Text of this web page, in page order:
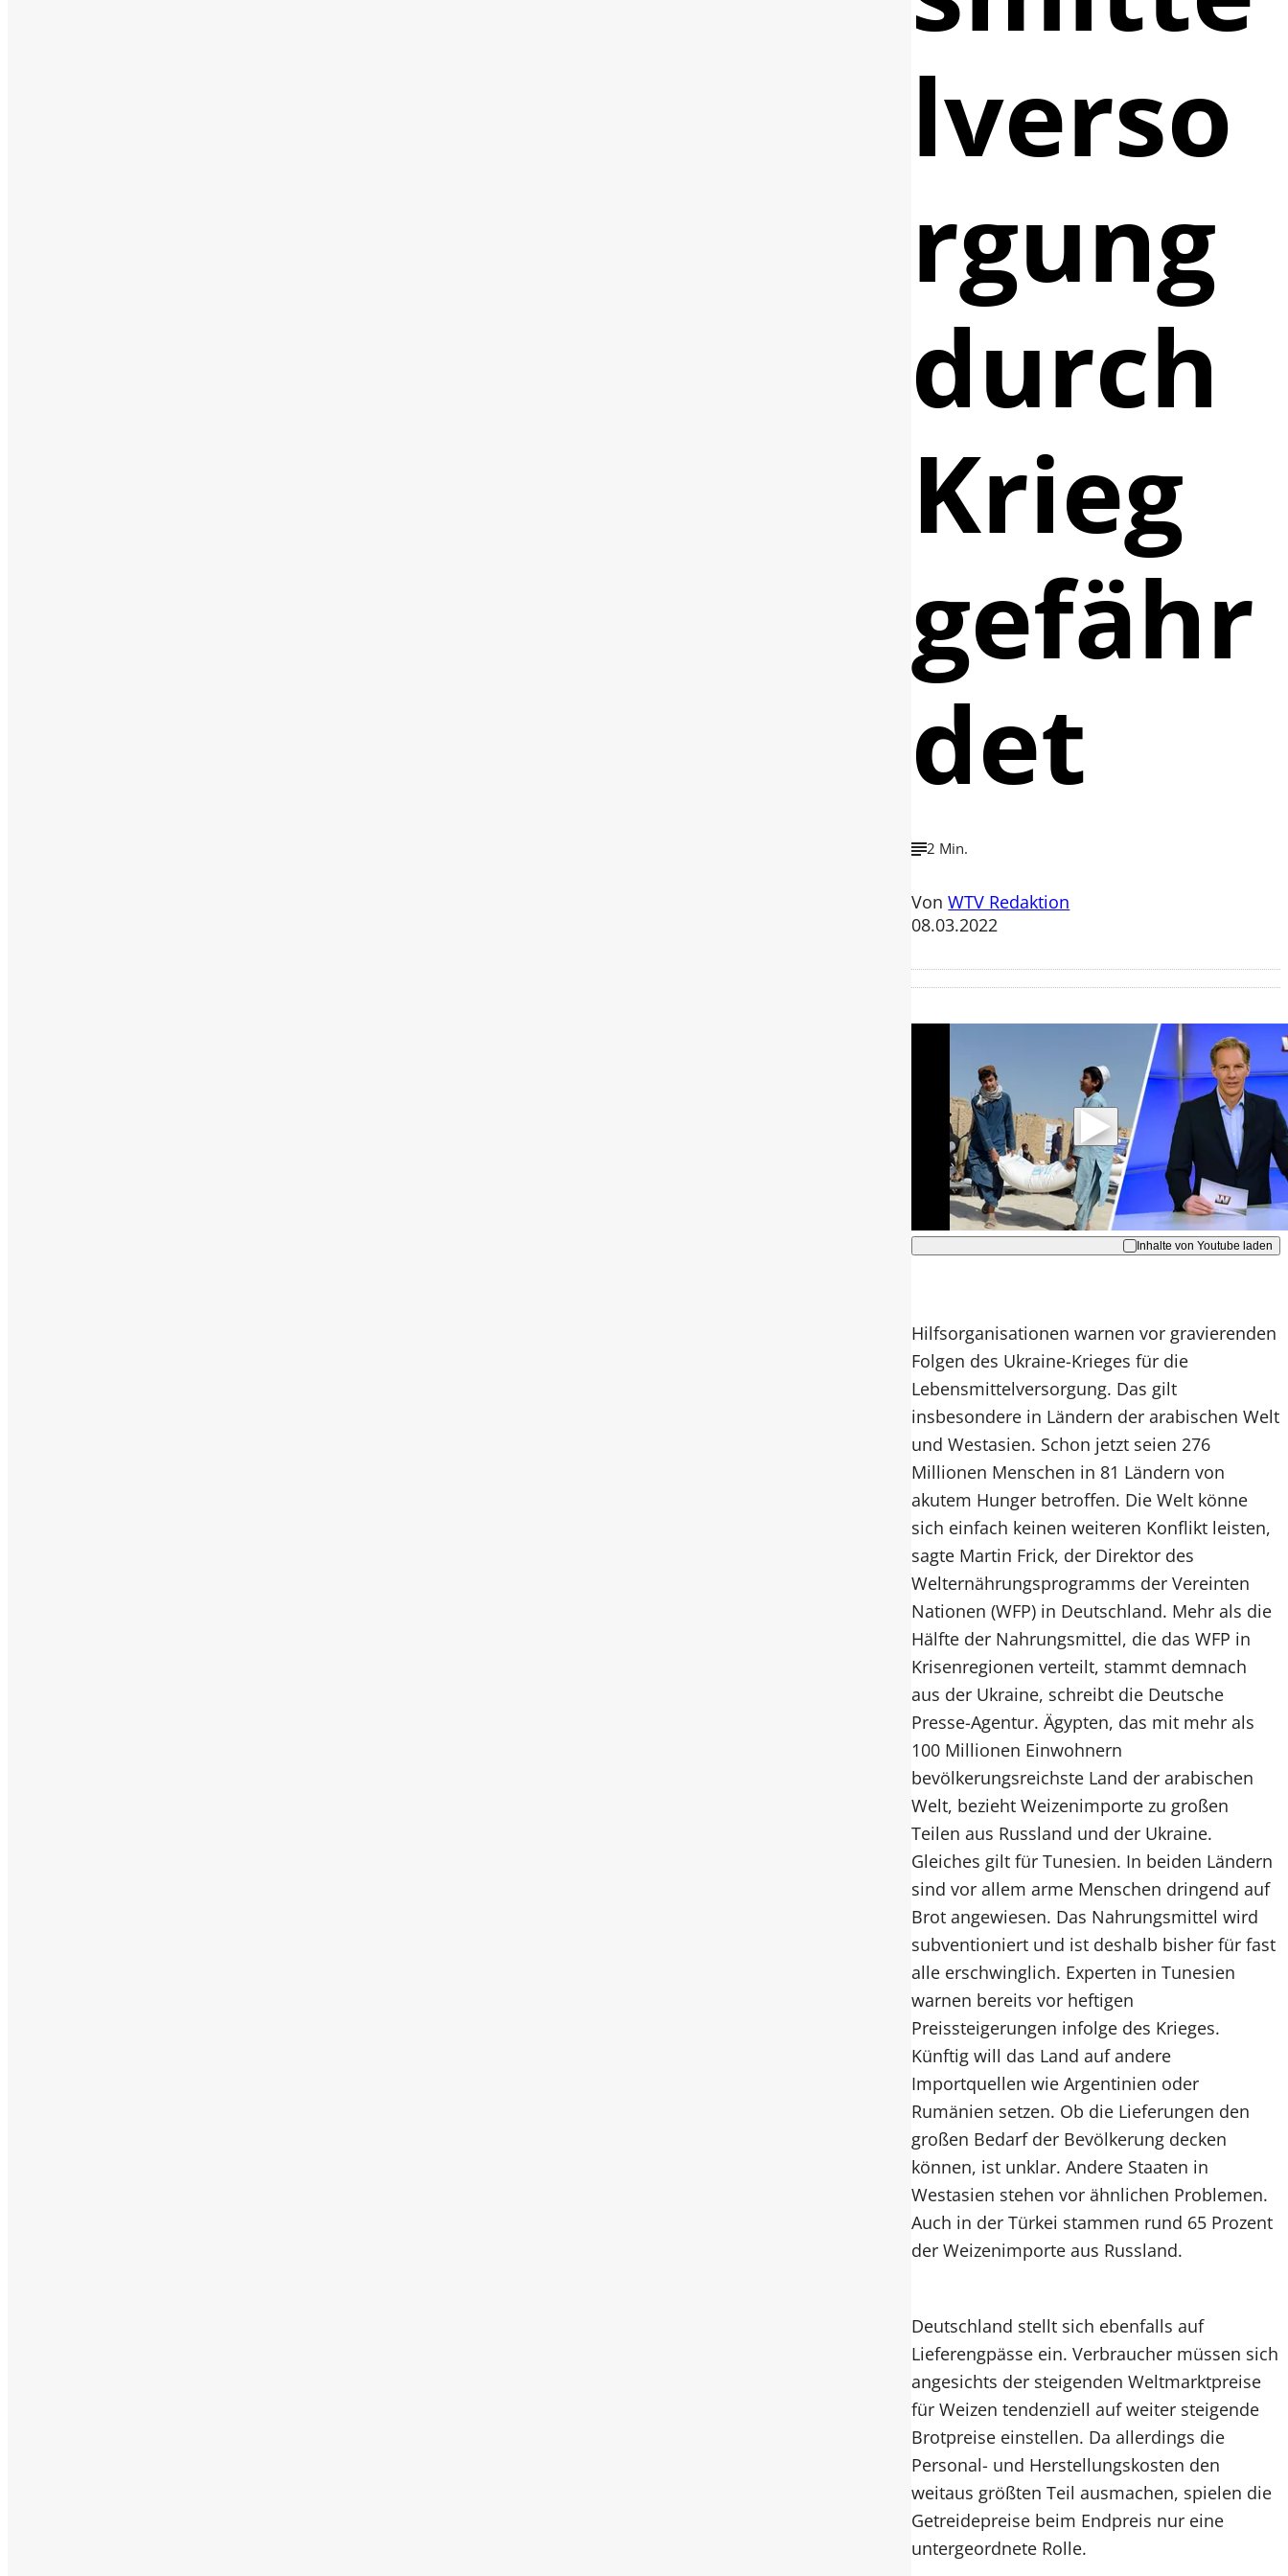
lverso
rgung
durch
Krieg
gefähr
det
2 Min.
VonWTV Redaktion
08.03.2022
Mit der Wiedergabe dieses Videos
werden Daten an Youtube übertragen.
Hinweise dazu erhalten Sie in der
Datenschutzerklärung.
Akzeptieren
Inhalte von Youtube laden
Hilfsorganisationen warnen vor gravierenden
Folgen des Ukraine-Krieges für die
Lebensmittelversorgung. Das gilt
insbesondere in Ländern der arabischen Welt
und Westasien. Schon jetzt seien 276
Millionen Menschen in 81 Ländern von
akutem Hunger betroffen. Die Welt könne
sich einfach keinen weiteren Konflikt leisten,
sagte Martin Frick, der Direktor des
Welternährungsprogramms der Vereinten
Nationen (WFP) in Deutschland. Mehr als die
Hälfte der Nahrungsmittel, die das WFP in
Krisenregionen verteilt, stammt demnach
aus der Ukraine, schreibt die Deutsche
Presse-Agentur. Ägypten, das mit mehr als
100 Millionen Einwohnern
bevölkerungsreichste Land der arabischen
Welt, bezieht Weizenimporte zu großen
Teilen aus Russland und der Ukraine.
Gleiches gilt für Tunesien. In beiden Ländern
sind vor allem arme Menschen dringend auf
Brot angewiesen. Das Nahrungsmittel wird
subventioniert und ist deshalb bisher für fast
alle erschwinglich. Experten in Tunesien
warnen bereits vor heftigen
Preissteigerungen infolge des Krieges.
Künftig will das Land auf andere
Importquellen wie Argentinien oder
Rumänien setzen. Ob die Lieferungen den
großen Bedarf der Bevölkerung decken
können, ist unklar. Andere Staaten in
Westasien stehen vor ähnlichen Problemen.
Auch in der Türkei stammen rund 65 Prozent
der Weizenimporte aus Russland.
Deutschland stellt sich ebenfalls auf
Lieferengpässe ein. Verbraucher müssen sich
angesichts der steigenden Weltmarktpreise
für Weizen tendenziell auf weiter steigende
Brotpreise einstellen. Da allerdings die
Personal- und Herstellungskosten den
weitaus größten Teil ausmachen, spielen die
Getreidepreise beim Endpreis nur eine
untergeordnete Rolle.